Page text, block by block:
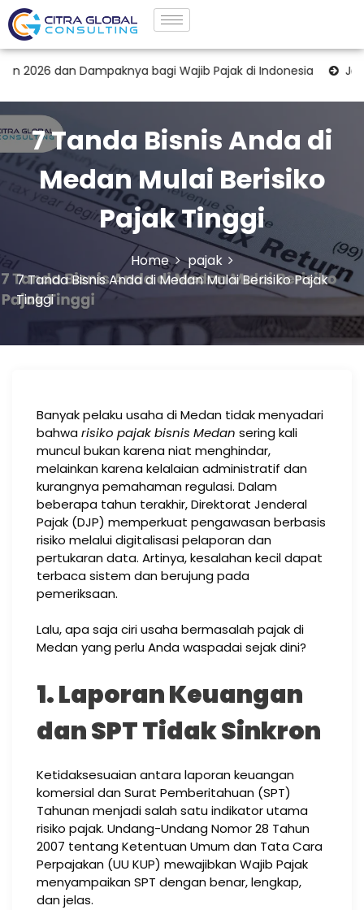
Dampaknya bagi Wajib Pajak di Indonesia Jasa
7 Tanda Bisnis Anda di
Medan Mulai Berisiko
Pajak Tinggi
Home
pajak
7 Tanda Bisnis Anda di Medan Mulai Berisiko Pajak
Tinggi
Banyak pelaku usaha di Medan tidak menyadari
bahwarisiko pajak bisnis Medan sering kali
muncul bukan karena niat menghindar,
melainkan karena kelalaian administratif dan
kurangnya pemahaman regulasi. Dalam
beberapa tahun terakhir, Direktorat Jenderal
Pajak (DJP) memperkuat pengawasan berbasis
risiko melalui digitalisasi pelaporan dan
pertukaran data. Artinya, kesalahan kecil dapat
terbaca sistem dan berujung pada
pemeriksaan.
Lalu, apa saja ciri usaha bermasalah pajak di
Medan yang perlu Anda waspadai sejak dini?
1. Laporan Keuangan
dan SPT Tidak Sinkron
Ketidaksesuaian antara laporan keuangan
komersial dan Surat Pemberitahuan (SPT)
Tahunan menjadi salah satu indikator utama
risiko pajak. Undang-Undang Nomor 28 Tahun
2007 tentang Ketentuan Umum dan Tata Cara
Perpajakan (UU KUP) mewajibkan Wajib Pajak
menyampaikan SPT dengan benar, lengkap,
dan jelas.